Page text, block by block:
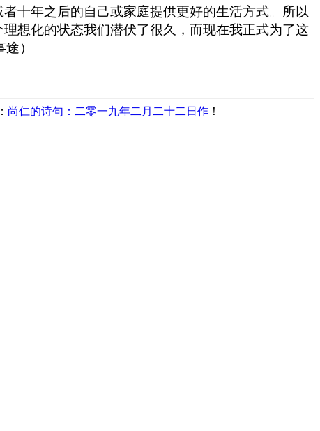
十年之后的自己或家庭提供更好的生活方式。所以
想化的状态我们潜伏了很久，而现在我正式为了这
）
尚仁的诗句：二零一九年二月二十二日作！